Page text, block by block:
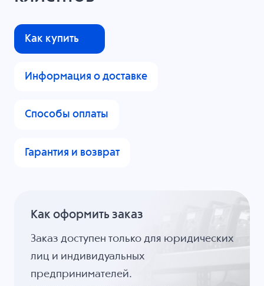
Как купить
Информация о доставке
Способы оплаты
Гарантия и возврат
Как оформить заказ
Заказ доступен только для юридических
лиц и индивидуальных
предпринимателей.